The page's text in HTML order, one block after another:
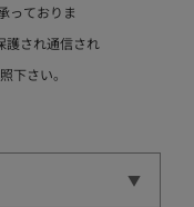
っておりま
護され通信され
下さい。